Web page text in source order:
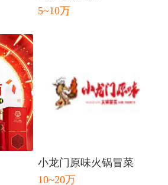
5~10万
小龙门原味火锅冒菜
10~20万